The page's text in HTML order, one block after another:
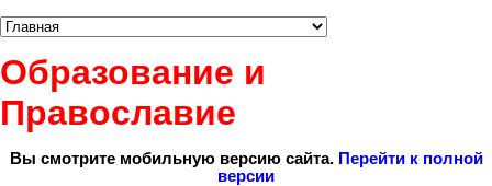
Образование и
Православие
Вы смотрите мобильную версию сайта. Перейти к полной
версии